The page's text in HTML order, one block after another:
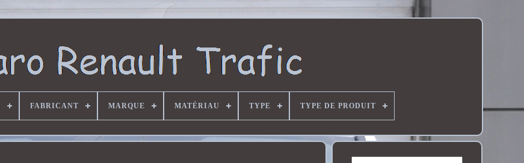
FABRICANT MARQUE MATÉRIAU TYPE TYPE DE PRODUIT